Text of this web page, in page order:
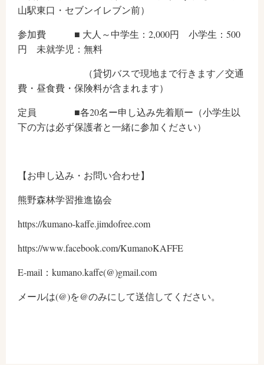
山駅東口・セブンイレブン前）
参加費 ■ 大人～中学生：2,000円 小学生：500
円 未就学児：無料
（貸切バスで現地まで行きます／交通
費・昼食費・保険料が含まれます）
定員 ■各20名ー申し込み先着順ー（小学生以
下の方は必ず保護者と一緒に参加ください）
【お申し込み・お問い合わせ】
熊野森林学習推進協会
https://kumano-kaffe.jimdofree.com
https://www.facebook.com/KumanoKAFFE
E-mail：kumano.kaffe(@)gmail.com
メールは(@)を@のみにして送信してください。